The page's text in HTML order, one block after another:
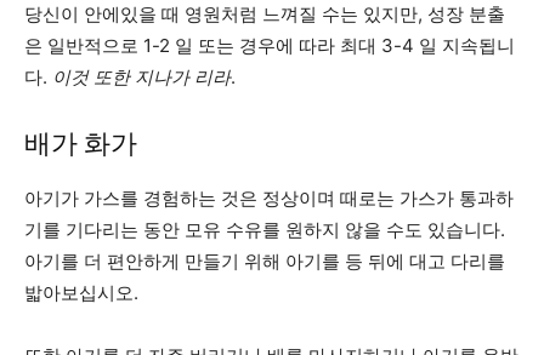
당신이 안에있을 때 영원처럼 느껴질 수는 있지만, 성장 분출
은 일반적으로 1-2 일 또는 경우에 따라 최대 3-4 일 지속됩니
다. 이것 또한 지나가 리라.
배가 화가
아기가 가스를 경험하는 것은 정상이며 때로는 가스가 통과하
기를 기다리는 동안 모유 수유를 원하지 않을 수도 있습니다.
아기를 더 편안하게 만들기 위해 아기를 등 뒤에 대고 다리를
밟아보십시오.